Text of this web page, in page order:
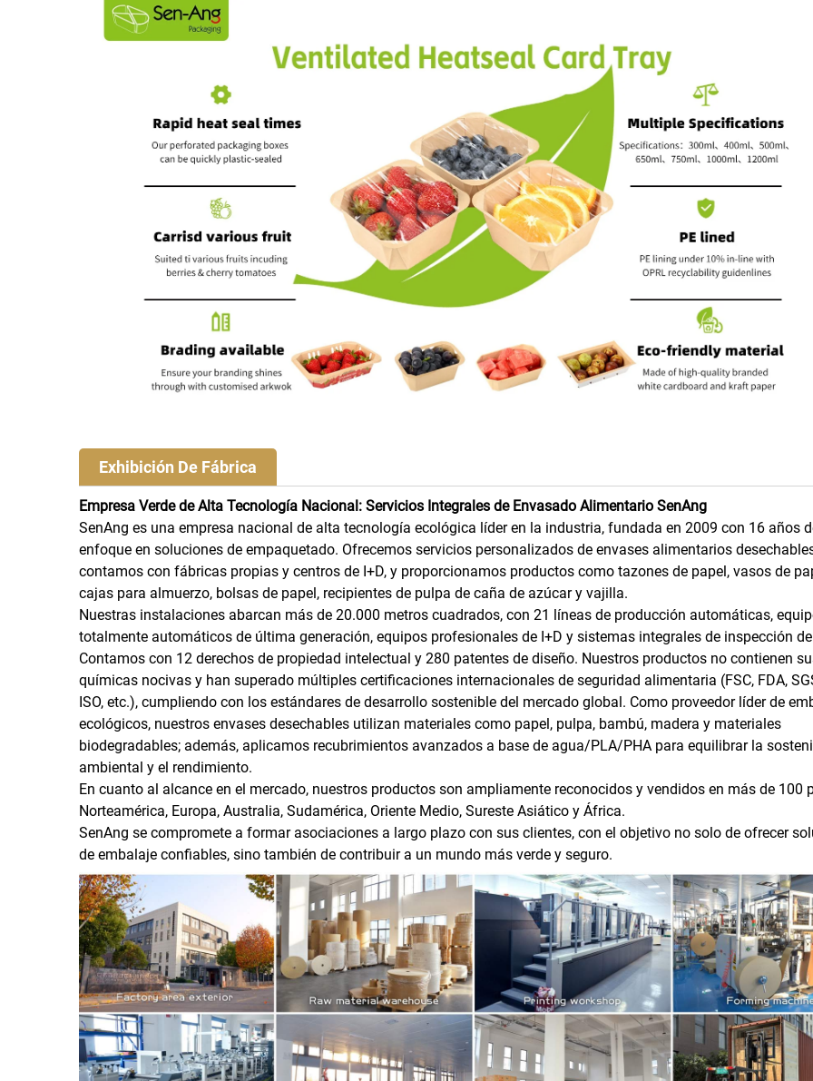
Exhibición De Fábrica
Empresa Verde de Alta Tecnología Nacional: Servicios Integrales de Envasado Alimentario SenAng
SenAng es una empresa nacional de alta tecnología ecológica líder en la industria, fundada en 2009 con 16 años
enfoque en soluciones de empaquetado. Ofrecemos servicios personalizados de envases alimentarios
contamos con fábricas propias y centros de I+D, y proporcionamos productos como tazones de papel, vasos de
cajas para almuerzo, bolsas de papel, recipientes de pulpa de caña de azúcar y vajilla.
Nuestras instalaciones abarcan más de 20.000 metros cuadrados, con 21 líneas de producción automáticas,
totalmente automáticos de última generación, equipos profesionales de I+D y sistemas integrales de inspección
Contamos con 12 derechos de propiedad intelectual y 280 patentes de diseño. Nuestros productos no contienen
químicas nocivas y han superado múltiples certificaciones internacionales de seguridad alimentaria (FSC, FDA,
ISO, etc.), cumpliendo con los estándares de desarrollo sostenible del mercado global. Como proveedor líder de
ecológicos, nuestros envases desechables utilizan materiales como papel, pulpa, bambú, madera y materiales
biodegradables; además, aplicamos recubrimientos avanzados a base de agua/PLA/PHA para equilibrar la
ambiental y el rendimiento.
En cuanto al alcance en el mercado, nuestros productos son ampliamente reconocidos y vendidos en más de 100
Norteamérica, Europa, Australia, Sudamérica, Oriente Medio, Sureste Asiático y África.
SenAng se compromete a formar asociaciones a largo plazo con sus clientes, con el objetivo no solo de ofrecer
de embalaje confiables, sino también de contribuir a un mundo más verde y seguro.